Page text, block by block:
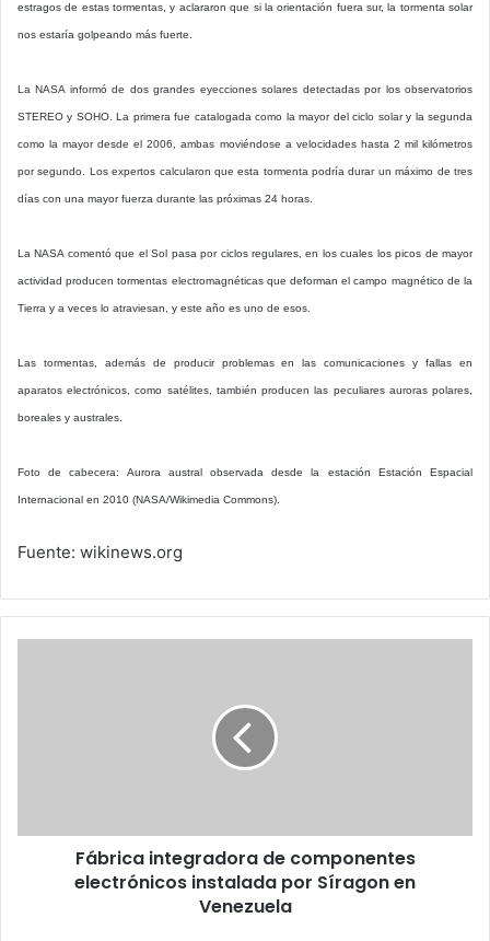
estragos de estas tormentas, y aclararon que si la orientación fuera sur, la tormenta solar
nos estaría golpeando más fuerte.
La NASA informó de dos grandes eyecciones solares detectadas por los observatorios
STEREO y SOHO. La primera fue catalogada como la mayor del ciclo solar y la segunda
como la mayor desde el 2006, ambas moviéndose a velocidades hasta 2 mil kilómetros
por segundo. Los expertos calcularon que esta tormenta podría durar un máximo de tres
días con una mayor fuerza durante las próximas 24 horas.
La NASA comentó que el Sol pasa por ciclos regulares, en los cuales los picos de mayor
actividad producen tormentas electromagnéticas que deforman el campo magnético de la
Tierra y a veces lo atraviesan, y este año es uno de esos.
Las tormentas, además de producir problemas en las comunicaciones y fallas en
aparatos electrónicos, como satélites, también producen las peculiares auroras polares,
boreales y australes.
Foto de cabecera: Aurora austral observada desde la estación Estación Espacial
Internacional en 2010 (NASA/Wikimedia Commons).
Fuente: wikinews.org
en
VenezuelaFábrica integradora de componentes
electrónicos instalada por Síragon en
Venezuela